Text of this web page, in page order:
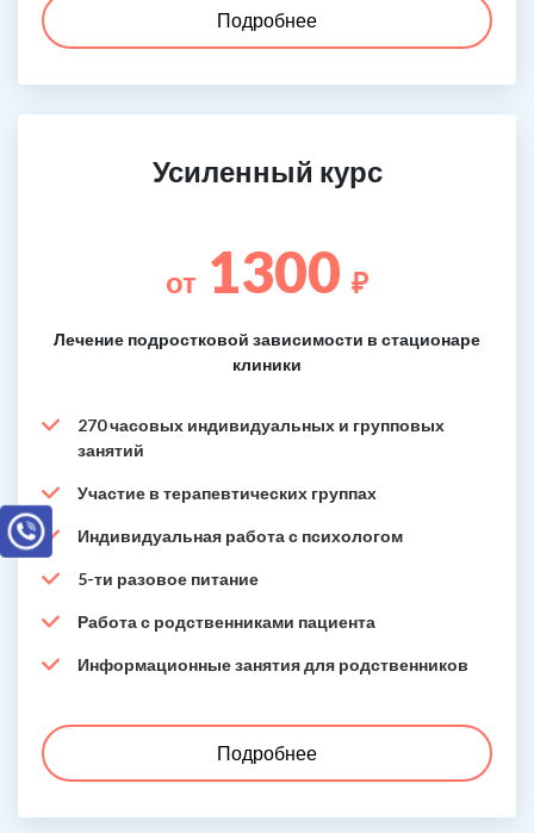
Подробнее
Усиленный курс
от 1300 ₽
Лечение подростковой зависимости в стационаре
клиники
270 часовых индивидуальных и групповых
занятий
Участие в терапевтических группах
Индивидуальная работа с психологом
5-ти разовое питание
Работа с родственниками пациента
Информационные занятия для родственников
Подробнее